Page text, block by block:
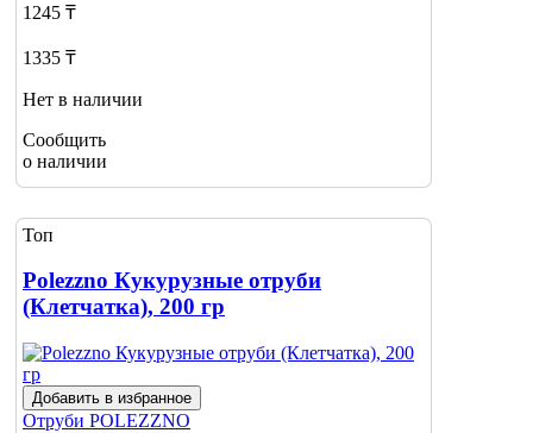
1245 ₸
1335 ₸
Нет в наличии
Сообщить
о наличии
Топ
Polezzno Кукурузные отруби
(Клетчатка), 200 гр
Добавить в избранное
Отруби POLEZZNO